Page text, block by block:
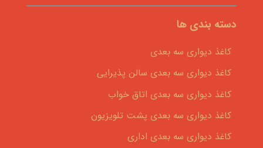
دسته بندی ها
کاغذ دیواری سه بعدی
کاغذ دیواری سه بعدی سالن پذیرایی
کاغذ دیواری سه بعدی اتاق خواب
کاغذ دیواری سه بعدی پشت تلویزیون
کاغذ دیواری سه بعدی اداری